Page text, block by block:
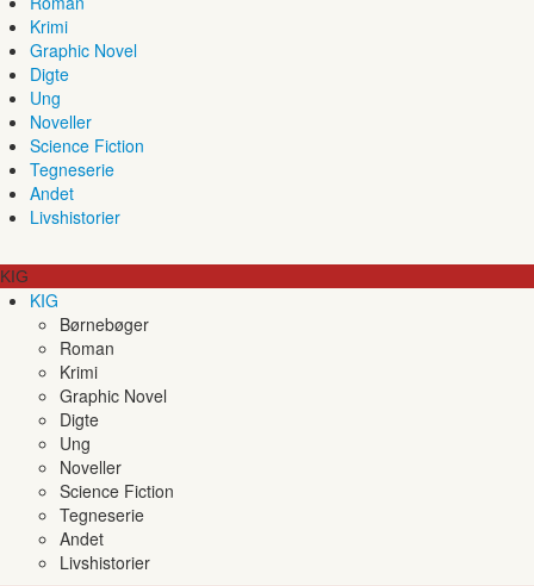
Krimi
Graphic Novel
Digte
Ung
Noveller
Science Fiction
Tegneserie
Andet
Livshistorier
KIG
KIG
Børnebøger
Roman
Krimi
Graphic Novel
Digte
Ung
Noveller
Science Fiction
Tegneserie
Andet
Livshistorier